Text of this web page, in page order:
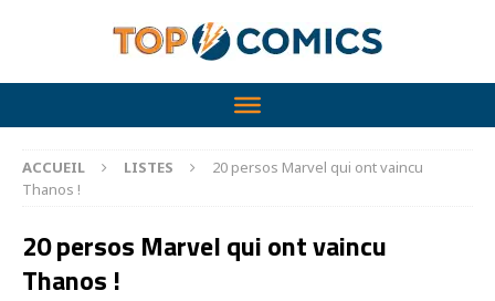
ACCUEIL LISTES
20 persos Marvel qui ont vaincu
Thanos !
20 persos Marvel qui ont vaincu
Thanos !